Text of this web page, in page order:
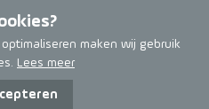
maken wij gebruik
Lees meer
2022